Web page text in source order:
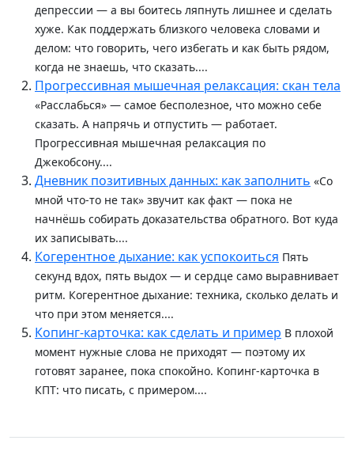
депрессии — а вы боитесь ляпнуть лишнее и сделать
хуже. Как поддержать близкого человека словами и
делом: что говорить, чего избегать и как быть рядом,
когда не знаешь, что сказать....
Прогрессивная мышечная релаксация: скан тела
«Расслабься» — самое бесполезное, что можно себе
сказать. А напрячь и отпустить — работает.
Прогрессивная мышечная релаксация по
Джекобсону....
Дневник позитивных данных: как заполнить «Со
мной что-то не так» звучит как факт — пока не
начнёшь собирать доказательства обратного. Вот куда
их записывать....
Когерентное дыхание: как успокоиться Пять
секунд вдох, пять выдох — и сердце само выравнивает
ритм. Когерентное дыхание: техника, сколько делать и
что при этом меняется....
Копинг-карточка: как сделать и пример В плохой
момент нужные слова не приходят — поэтому их
готовят заранее, пока спокойно. Копинг-карточка в
КПТ: что писать, с примером....